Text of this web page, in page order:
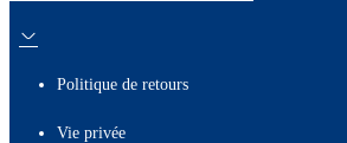
Politique de retours
Vie privée